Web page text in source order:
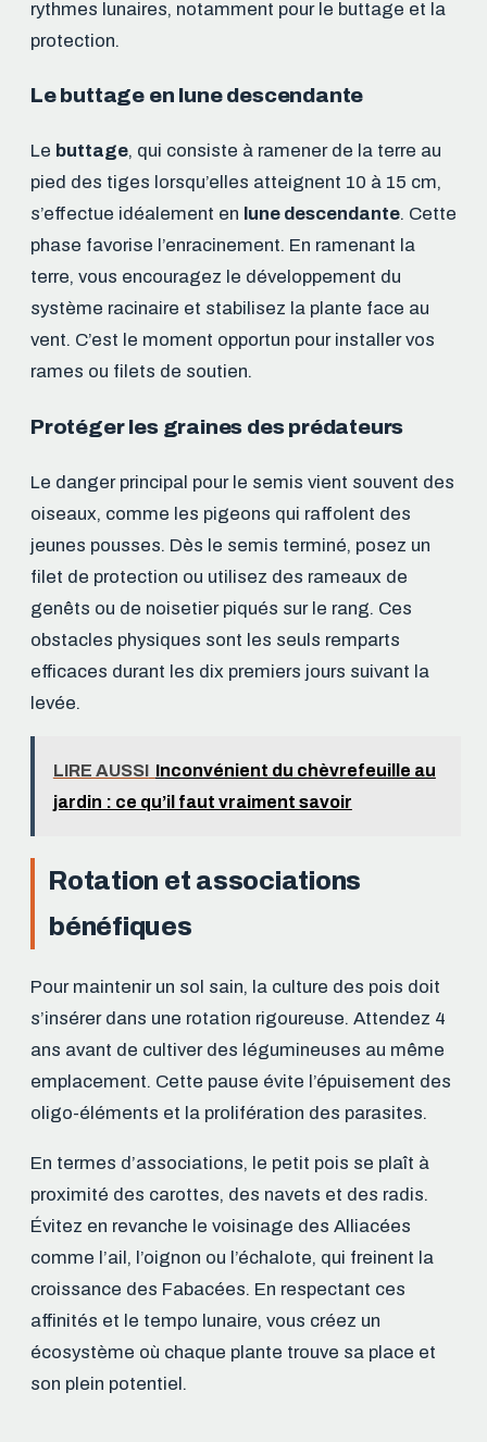
rythmes lunaires, notamment pour le buttage et la
protection.
Le buttage en lune descendante
Le buttage, qui consiste à ramener de la terre au
pied des tiges lorsqu’elles atteignent 10 à 15 cm,
s’effectue idéalement en lune descendante. Cette
phase favorise l’enracinement. En ramenant la
terre, vous encouragez le développement du
système racinaire et stabilisez la plante face au
vent. C’est le moment opportun pour installer vos
rames ou filets de soutien.
Protéger les graines des prédateurs
Le danger principal pour le semis vient souvent des
oiseaux, comme les pigeons qui raffolent des
jeunes pousses. Dès le semis terminé, posez un
filet de protection ou utilisez des rameaux de
genêts ou de noisetier piqués sur le rang. Ces
obstacles physiques sont les seuls remparts
efficaces durant les dix premiers jours suivant la
levée.
LIRE AUSSI Inconvénient du chèvrefeuille au
jardin : ce qu’il faut vraiment savoir
Rotation et associations
bénéfiques
Pour maintenir un sol sain, la culture des pois doit
s’insérer dans une rotation rigoureuse. Attendez 4
ans avant de cultiver des légumineuses au même
emplacement. Cette pause évite l’épuisement des
oligo-éléments et la prolifération des parasites.
En termes d’associations, le petit pois se plaît à
proximité des carottes, des navets et des radis.
Évitez en revanche le voisinage des Alliacées
comme l’ail, l’oignon ou l’échalote, qui freinent la
croissance des Fabacées. En respectant ces
affinités et le tempo lunaire, vous créez un
écosystème où chaque plante trouve sa place et
son plein potentiel.